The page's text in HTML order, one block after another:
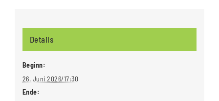
Details
Beginn:
26. Juni 2026/17:30
Ende: